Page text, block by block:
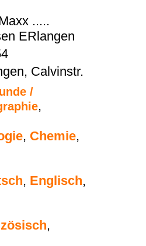
.....
ERlangen
Calvinstr.
/
,
, Chemie,
, Englisch,
,